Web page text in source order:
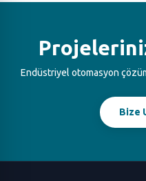
Endüstriyel otomasyon
Bize